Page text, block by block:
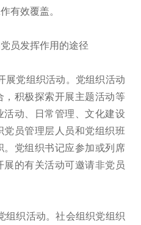
有效覆盖。
员发挥作用的途径
展党组织活动。党组织活动
，积极探索开展主题活动等
动、日常管理、文化建设
员管理层人员和党组织班
党组织书记应参加或列席
的有关活动可邀请非党员
组织活动。社会组织党组织